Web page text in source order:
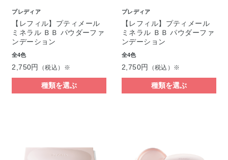
プレディア
【レフィル】プティメール
ミネラル ＢＢ パウダーファ
ンデーション
全4色
2,750円 （税込）※
種類を選ぶ
プレディア
【レフィル】プティメール
ミネラル ＢＢ パウダーファ
ンデーション
全4色
2,750円 （税込）※
種類を選ぶ